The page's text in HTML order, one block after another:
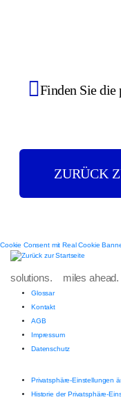
ZURÜCK
Cookie Consent mit Real Cookie
solutions. miles ahead.
Glossar
Kontakt
AGB
Impressum
Datenschutz
Privatsphäre-Einstellungen
Historie der Privatsphäre-